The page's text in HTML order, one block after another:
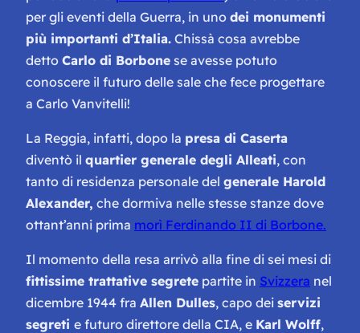
per gli eventi della Guerra, in uno dei monumenti
più importanti d’Italia. Chissà cosa avrebbe
detto Carlo di Borbone se avesse potuto
conoscere il futuro delle sale che fece progettare
a Carlo Vanvitelli!
La Reggia, infatti, dopo la presa di Caserta
diventò il quartier generale degli Alleati, con
tanto di residenza personale del generale Harold
Alexander, che dormiva nelle stesse stanze dove
ottant’anni prima morì Ferdinando II di Borbone.
Il momento della resa arrivò alla fine di sei mesi di
fittissime trattative segrete partite in Svizzera nel
dicembre 1944 fra Allen Dulles, capo dei servizi
segreti e futuro direttore della CIA, e Karl Wolff,